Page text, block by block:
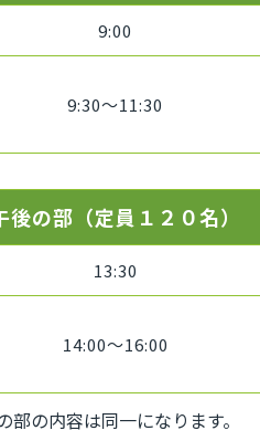
9:00
9:30～11:30
後の部（定員１２０名）
13:30
14:00～16:00
の内容は同一になります。